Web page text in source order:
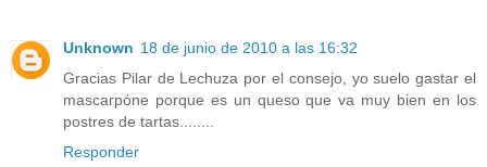
Unknown 18 de junio de 2010 a las 16:32
Gracias Pilar de Lechuza por el consejo, yo suelo gastar el
mascarpóne porque es un queso que va muy bien en los
postres de tartas........
Responder